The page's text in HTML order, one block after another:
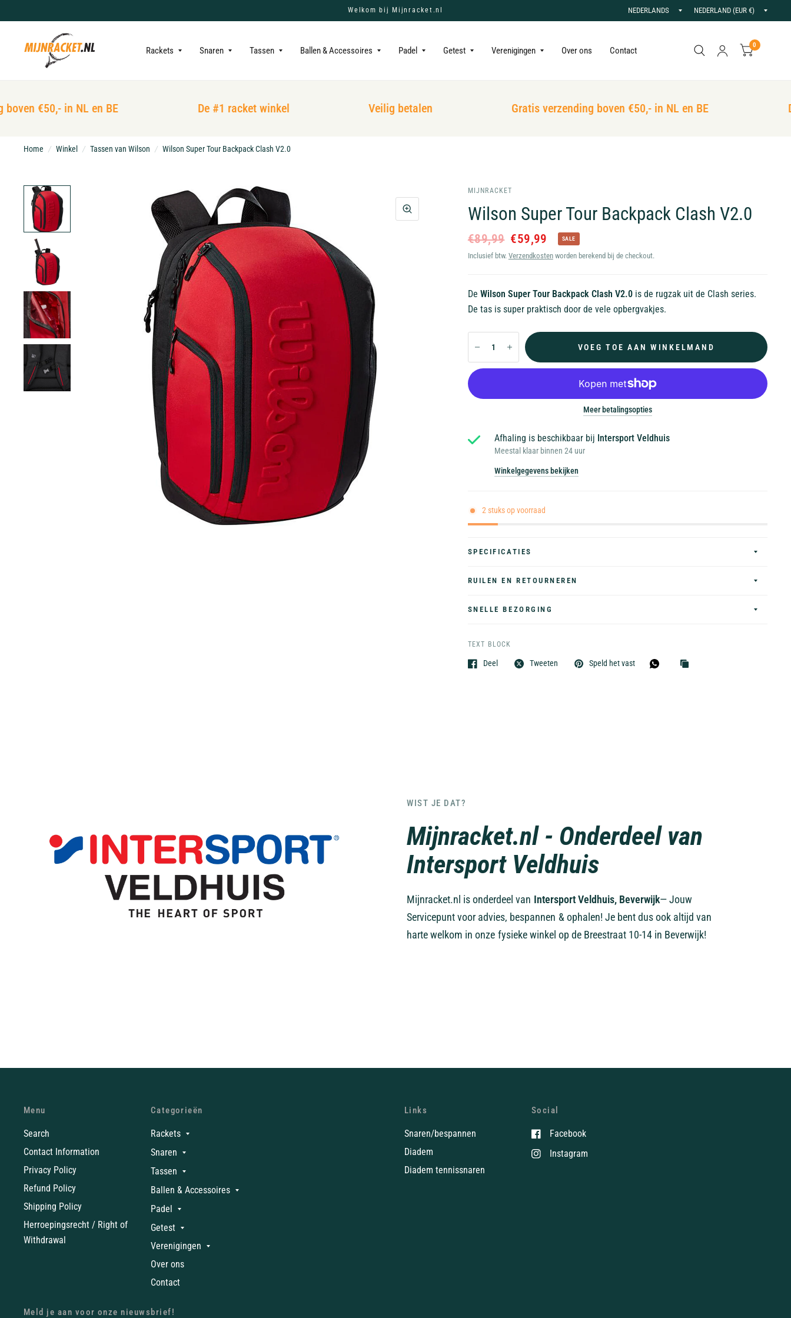
Welkom bij Mijnracket.nl
Land/regio
Land/
Rackets Snaren Tassen Ballen & Accessoires Padel Getest Verenigingen Over ons Contact
0
€50,- in NL en BE De #1 racket winkel Veilig betalen Gratis verzending boven €50,- in NL en BE
Home / Winkel / Tassen van Wilson / Wilson Super Tour Backpack Clash V2.0
MIJNRACKET
Wilson Super Tour Backpack Clash V2.0
€89,99 €59,99 SALE
Inclusief btw. Verzendkostenworden berekend bij de checkout.
De Wilson Super Tour Backpack Clash V2.0 is de rugzak uit de Clash series.
De tas is super praktisch door de vele opbergvakjes.
VOEG TOE AAN WINKELMAND
Meer betalingsopties
Afhaling is beschikbaar bij Intersport Veldhuis
Meestal klaar binnen 24 uur
Winkelgegevens bekijken
2 stuks op voorraad
SPECIFICATIES
RUILEN EN RETOURNEREN
SNELLE BEZORGING
TEXT BLOCK
Deel Tweeten Speld het vast
WIST JE DAT?
Mijnracket.nl - Onderdeel van
Intersport Veldhuis
Mijnracket.nl is onderdeel van Intersport Veldhuis, Beverwijk— Jouw
Servicepunt voor advies, bespannen & ophalen! Je bent dus ook altijd van
harte welkom in onze fysieke winkel op de Breestraat 10-14 in Beverwijk!
Menu
Search
Contact Information
Privacy Policy
Refund Policy
Shipping Policy
Herroepingsrecht / Right of
Withdrawal
Categorieën
Rackets
Snaren
Tassen
Ballen & Accessoires
Padel
Getest
Verenigingen
Over ons
Contact
Links
Snaren/bespannen
Diadem
Diadem tennissnaren
Social
Facebook
Instagram
Meld je aan voor onze nieuwsbrief!